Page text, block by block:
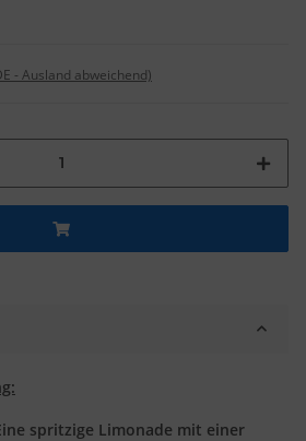
- Ausland abweichend)
spritzige Limonade mit einer